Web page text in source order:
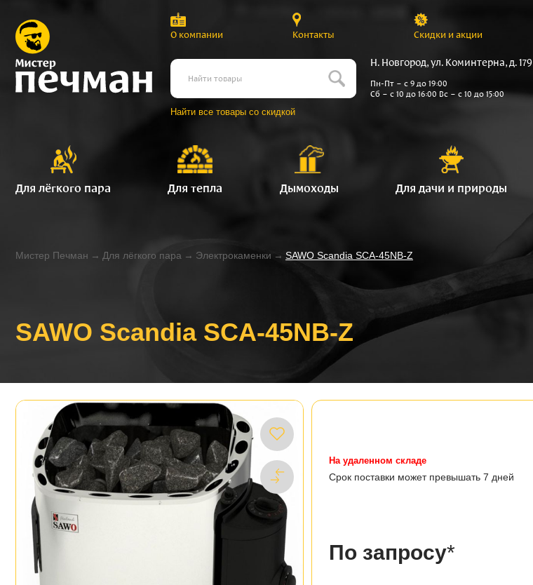
О компании Контакты Скидки и акции
Найти все товары со скидкой
Н. Новгород, ул. Коминтерна, д. 179
Пн-Пт – с 9 до 19:00
Сб – с 10 до 16:00 Вс – с 10 до 15:00
Для лёгкого пара Для тепла Дымоходы Для дачи и природы
Мистер Печман → Для лёгкого пара → Электрокаменки → SAWO Scandia SCA-45NB-Z
SAWO Scandia SCA-45NB-Z
На удаленном складе
Срок поставки может превышать 7 дней
По запросу*